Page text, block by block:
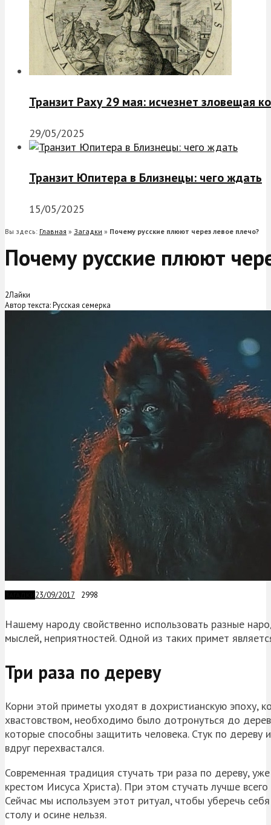
Транзит Раху 29 мая: исчезнет зловещая
29/05/2025
Транзит Юпитера в Близнецы: чего ждать
15/05/2025
Вы здесь: Главная » Загадки » Почему русские плюют через левое плечо?
Почему русские плюют
2Лайки
Автор текста: Русская семерка
23/09/2017 2998
Нашему народу свойственно использовать разные
мыслей, неприятностей. Одной из таких примет
Три раза по дереву
Корни этой приметы уходят в дохристианскую эпоху,
хвастовством, необходимо было дотронуться до
которые способны защитить человека. Стук по дереву
вдруг перехвастался.
Современная традиция стучать три раза по дереву,
крестом Иисуса Христа). При этом стучать лучше
Сейчас мы используем этот ритуал, чтобы уберечь
столу и осине нельзя.